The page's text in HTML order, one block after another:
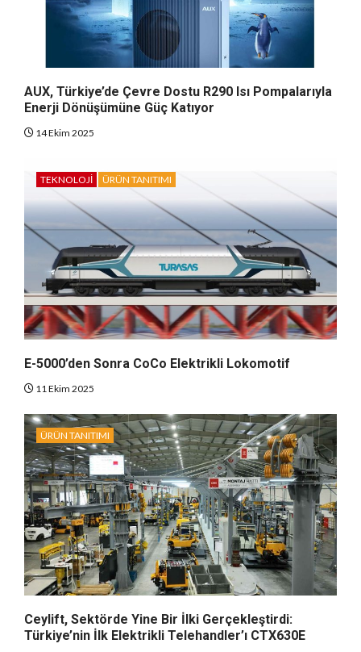
AUX, Türkiye’de Çevre Dostu R290 Isı Pompalarıyla
Enerji Dönüşümüne Güç Katıyor
14 Ekim 2025
TEKNOLOJI ÜRÜN TANITIMI
E-5000’den Sonra CoCo Elektrikli Lokomotif
11 Ekim 2025
ÜRÜN TANITIMI
Ceylift, Sektörde Yine Bir İlki Gerçekleştirdi:
Türkiye’nin İlk Elektrikli Telehandler’ı CTX630E